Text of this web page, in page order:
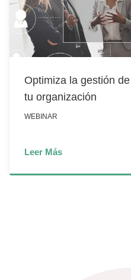
Optimiza la gestión
tu organización
WEBINAR
Leer Más